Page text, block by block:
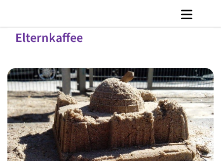
Elternkaffee